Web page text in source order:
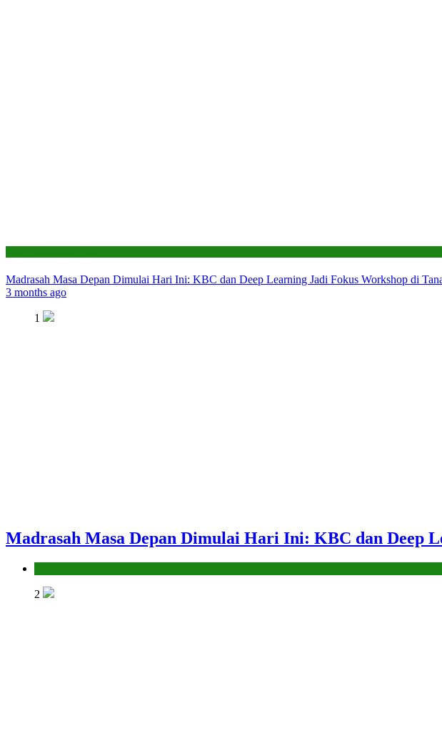
Madrasah Masa Depan Dimulai Hari Ini: KBC dan Deep Learning Jadi Fokus Workshop di
3 months ago
1
Madrasah Masa Depan Dimulai Hari Ini: KBC dan Deep
2